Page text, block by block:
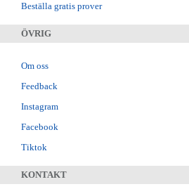
Beställa gratis prover
ÖVRIG
Om oss
Feedback
Instagram
Facebook
Tiktok
KONTAKT